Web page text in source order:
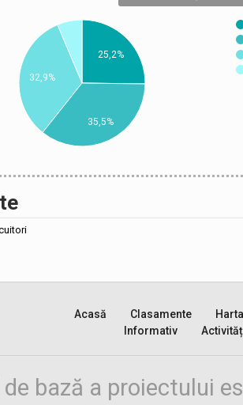
25,2%
32,9%
35,5%
Acasă Clasamente
Harta
Informativ
de bază a proiectului